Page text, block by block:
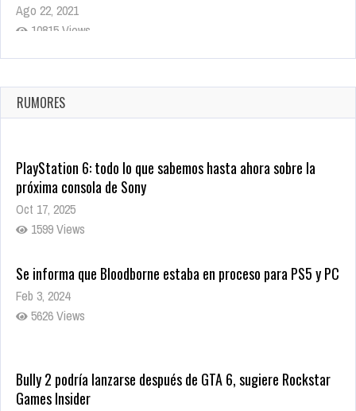
Ago 22, 2021
10815 Views
La configuración de Call of Duty 2021 aparentemente ya fue
Ago 8, 2021
10000 Views
RUMORES
PlayStation 6: todo lo que sabemos hasta ahora sobre la
próxima consola de Sony
Oct 17, 2025
1599 Views
Se informa que Bloodborne estaba en proceso para PS5 y PC
Feb 3, 2024
5626 Views
Bully 2 podría lanzarse después de GTA 6, sugiere Rockstar
Games Insider